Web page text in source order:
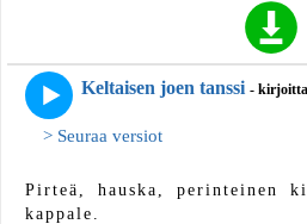
Keltaisen joen tanssi -
> Seuraa versiot
Pirteä, hauska, perinteinen
kappale.